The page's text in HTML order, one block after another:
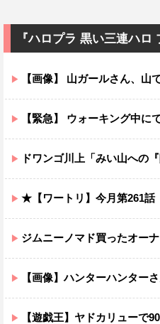
『ハロプラ 黒い三連ハロ
【画像】 山ガールさん、山でラーメ
【緊急】 ウォーキング中に
ドワンゴ川上「みい山への『障害者への配慮が足りない』
★【ワートリ】今月第261話「遠征
ジムニーノマド買ったオーナーの不
【画像】ハンターハンターさん、ガチで最
【遊戯王】ヤドカリューで